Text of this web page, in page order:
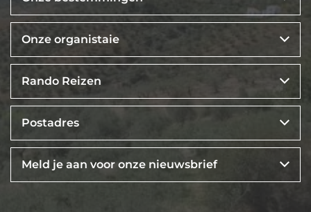
Onze organistaie
Rando Reizen
Postadres
Meld je aan voor onze nieuwsbrief